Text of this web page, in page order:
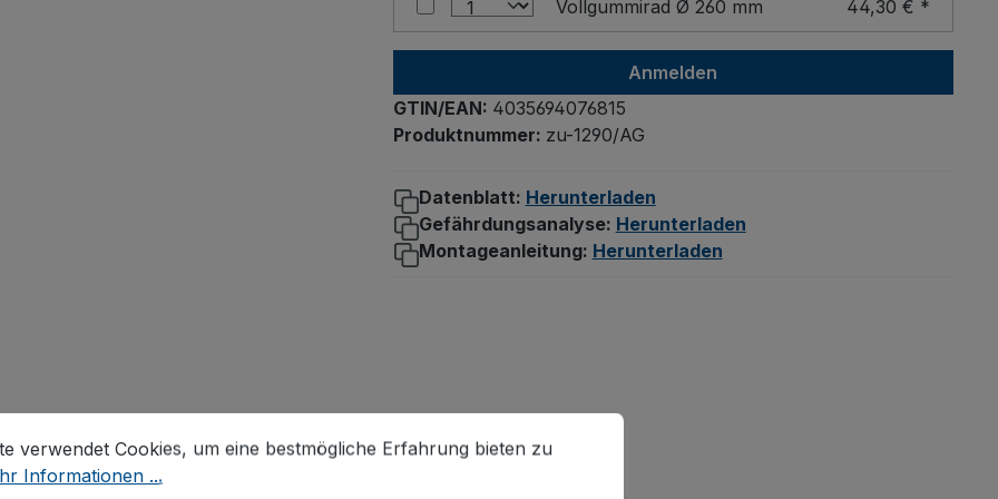
Vollgummirad Ø 260 mm
44,30 € *
Anmelden
GTIN/EAN: 4035694076815
Produktnummer: zu-1290/AG
Datenblatt: Herunterladen
Gefährdungsanalyse: Herunterladen
Montageanleitung: Herunterladen
Cookies, um eine bestmögliche Erfahrung bieten zu können.
Mehr Informationen ...
verwendet Cookies, um eine bestmögliche Erfahrung bieten zu
Informationen ...